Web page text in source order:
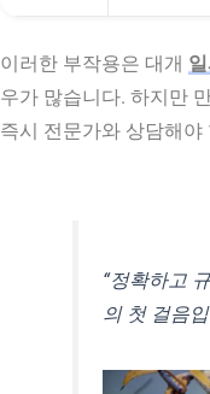
이러한 부작용은 대개
우가 많습니다. 하지만
즉시 전문가와 상담해야
“정확하고
의 첫 걸음